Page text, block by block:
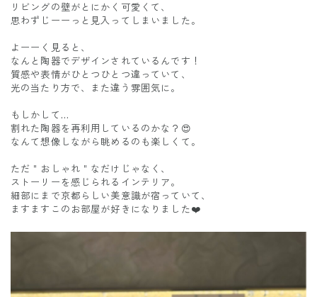
リビングの壁がとにかく可愛くて、
思わずじーーっと見入ってしまいました。
よーーく見ると、
なんと陶器でデザインされているんです！
質感や表情がひとつひとつ違っていて、
光の当たり方で、また違う雰囲気に。
もしかして…
割れた陶器を再利用しているのかな？😍
なんて想像しながら眺めるのも楽しくて。
ただ＂おしゃれ＂なだけじゃなく、
ストーリーを感じられるインテリア。
細部にまで京都らしい美意識が宿っていて、
ますますこのお部屋が好きになりました❤️